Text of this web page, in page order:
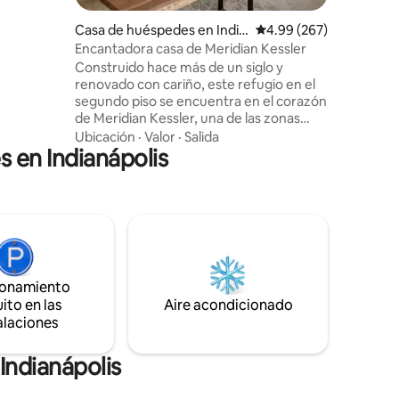
Casa de huéspedes en India
napolis
Calificación promedio:
4.99 (267)
Encantadora casa de Meridian Kessler
Construido hace más de un siglo y
renovado con cariño, este refugio en el
segundo piso se encuentra en el corazón
de Meridian Kessler, una de las zonas
más queridas del centro de Indianápolis,
transitable a pie y arbolada. Detalles
cuidados en todo: muebles
Nos complace compartir nuestros
lugares favoritos, y también conocemos
a excelentes agentes inmobiliarios.
Ubicación · Valor · Salida
en Indianápolis
en las
Aire acondicionado